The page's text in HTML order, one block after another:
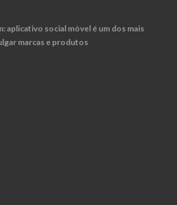
aplicativo social móvel é um dos mais
marcas e produtos